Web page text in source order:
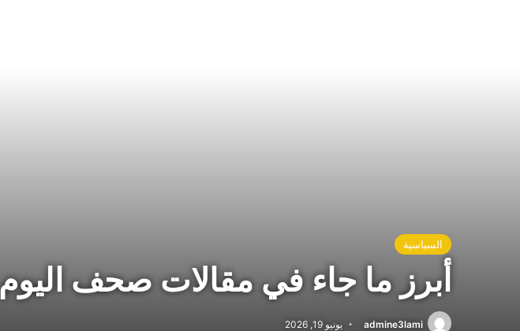
السياسية
أبرز ما جاء في مقالات صحف
admine3lami يونيو 19, 2026